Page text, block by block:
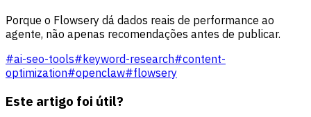
Porque o Flowsery dá dados reais de performance ao
agente, não apenas recomendações antes de publicar.
#ai-seo-tools# keyword-research#content-
optimization#openclaw#flowsery
Este artigo foi útil?